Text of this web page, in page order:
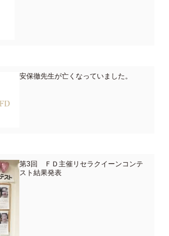
安保徹先生が亡くなっていました。
第3回 ＦＤ主催リセラクイーンコンテ
スト結果発表